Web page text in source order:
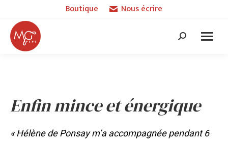
Boutique Nous écrire
Recherche
Enfin mince et énergique
« Hélène de Ponsay m’a accompagnée pendant 6